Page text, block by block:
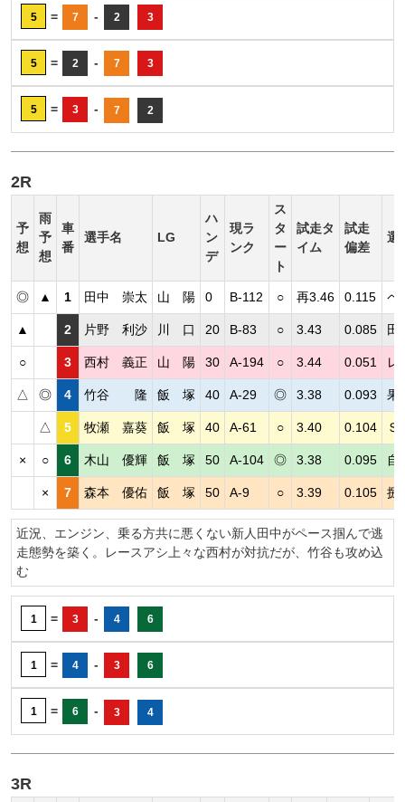
5 = 7 - 2 3
5 = 2 - 7 3
5 = 3 - 7 2
2R
予
想
雨
予
想
車
番
選手名 LG
ハ
ン
デ
現ラ
ンク
ス
タ
ー
ト
試走タ
イム
試走
偏差
選
◎ ▲ 1 田中 崇太 山 陽 0 B-112 ○ 再3.46 0.115 ペ
▲ 2 片野 利沙 川 口 20 B-83 ○ 3.43 0.085 田
○ 3 西村 義正 山 陽 30 A-194 ○ 3.44 0.051 レ
△ ◎ 4 竹谷 隆 飯 塚 40 A-29 ◎ 3.38 0.093 果
△ 5 牧瀬 嘉葵 飯 塚 40 A-61 ○ 3.40 0.104 Ｓ
× ○ 6 木山 優輝 飯 塚 50 A-104 ◎ 3.38 0.095 自
× 7 森本 優佑 飯 塚 50 A-9 ○ 3.39 0.105 捌
近況、エンジン、乗る方共に悪くない新人田中がペース掴んで逃
走態勢を築く。レースアシ上々な西村が対抗だが、竹谷も攻め込
む
1 = 3 - 4 6
1 = 4 - 3 6
1 = 6 - 3 4
3R